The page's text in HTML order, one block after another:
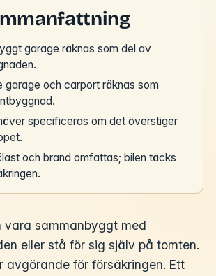
garage räknas som del av
garage och carport räknas som
specificeras om det överstiger
och brand omfattas; bilen täcks
vara sammanbyggt med
eller stå för sig själv på tomten.
avgörande för försäkringen. Ett